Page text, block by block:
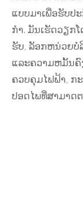
ແບບມາເພື່ອຮັບປ
ກໍາ. ມັນເຮັດວຽກ
ຮັບ, ລັອກຫນ່ວຍບໍ
ແລະຄວາມຫມັ້ນຄົ
ຄວບຄຸມໄຟຟ້າ, ກ
ປອດໄພທີ່ສາມາດ